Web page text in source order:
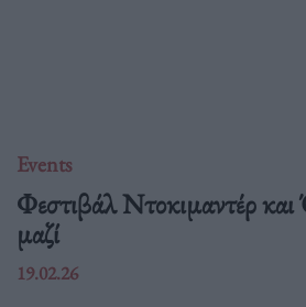
Events
Φεστιβάλ Ντοκιμαντέρ
μαζί
19.02.26